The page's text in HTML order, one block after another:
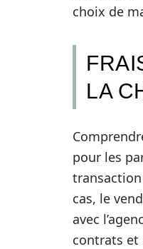
choix de
LA
pour les
cas, le
avec
contrats et